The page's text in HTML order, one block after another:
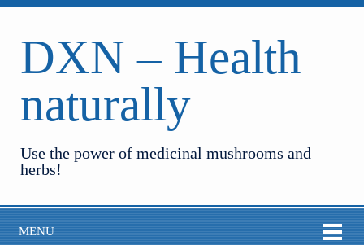
DXN – Health
naturally
Use the power of medicinal mushrooms and
herbs!
MENU